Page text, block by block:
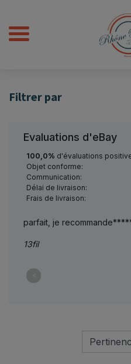
Filtrer par
Evaluations d'eBay
100,0% d'évaluations
Objet conforme:
Communication:
Délai de livraison:
Frais de livraison:
TRANSACTION PARFAITE
histoirepostale83
<